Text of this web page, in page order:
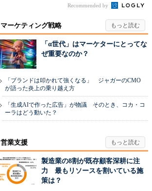
Recommended by
マーケティング戦略
「α世代」はマーケターにとってな
ぜ重要なのか？
「ブランドは叩かれて強くなる」 ジャガーのCMO
が語った炎上の乗り越え方
「生成AIで作った広告」が物議 そのとき、コカ・コ
ーラはどう動いた？
営業支援
製造業の8割が既存顧客深耕に注
力 最もリソースを割いている施
策は？